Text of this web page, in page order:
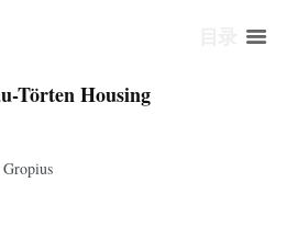
Törten Housing